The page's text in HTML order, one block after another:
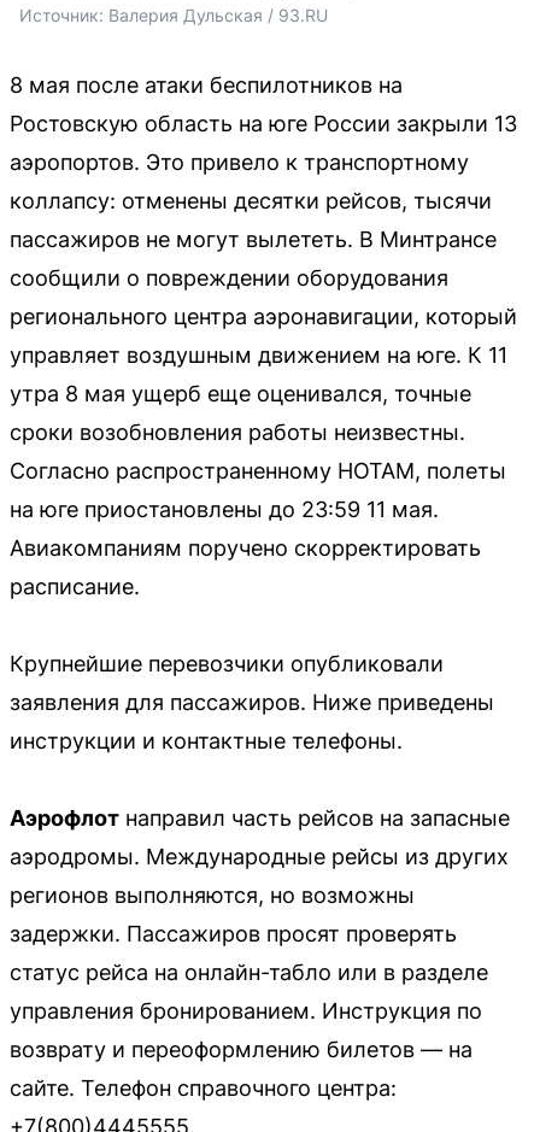
Источник: Валерия Дульская / 93.RU
8 мая после атаки беспилотников на
Ростовскую область на юге России закрыли 13
аэропортов. Это привело к транспортному
коллапсу: отменены десятки рейсов, тысячи
пассажиров не могут вылететь. В Минтрансе
сообщили о повреждении оборудования
регионального центра аэронавигации, который
управляет воздушным движением на юге. К 11
утра 8 мая ущерб еще оценивался, точные
сроки возобновления работы неизвестны.
Согласно распространенному НОТАМ, полеты
на юге приостановлены до 23:59 11 мая.
Авиакомпаниям поручено скорректировать
расписание.
Крупнейшие перевозчики опубликовали
заявления для пассажиров. Ниже приведены
инструкции и контактные телефоны.
Аэрофлот направил часть рейсов на запасные
аэродромы. Международные рейсы из других
регионов выполняются, но возможны
задержки. Пассажиров просят проверять
статус рейса на онлайн-табло или в разделе
управления бронированием. Инструкция по
возврату и переоформлению билетов — на
сайте. Телефон справочного центра:
+7(800)4445555.